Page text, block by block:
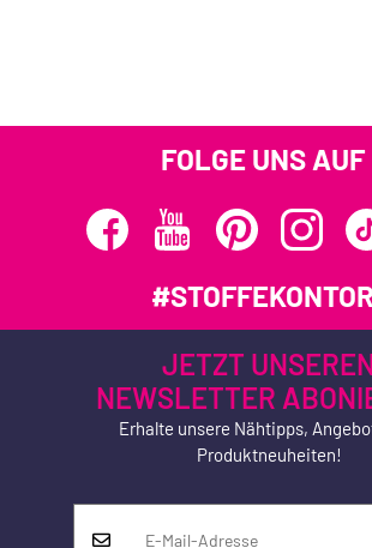
FOLGE UNS AUF
#STOFFEKONTOR
JETZT
NEWSLETTER
Erhalte unsere Nähtipps,
Produktneuheiten!